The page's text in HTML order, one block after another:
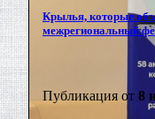
Крылья, которые
межрегиональный
Публикация от 8